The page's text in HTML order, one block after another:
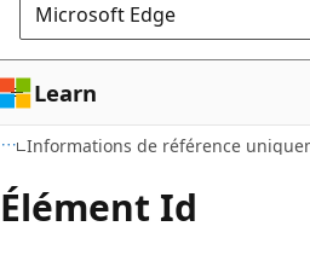
Microsoft Edge
Learn
Élément Id